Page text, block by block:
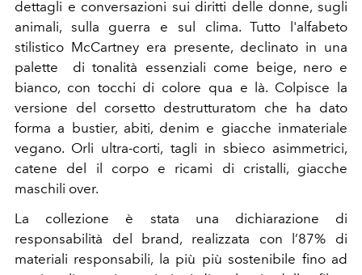
dettagli e conversazioni sui diritti delle donne, sugli
animali, sulla guerra e sul clima.Tutto l'alfabeto
stilistico McCartney era presente, declinato in una
palette di tonalità essenziali come beige, nero e
bianco, con tocchi di colore qua e là. Colpisce la
versione del corsetto destrutturatom che ha dato
forma a bustier, abiti, denim e giacche inmateriale
vegano. Orli ultra-corti, tagli in sbieco asimmetrici,
catene del il corpo e ricami di cristalli, giacche
maschili over.
La collezione è stata una dichiarazione di
responsabilità del brand, realizzata con l’87% di
materiali responsabili, la più più sostenibile fino ad